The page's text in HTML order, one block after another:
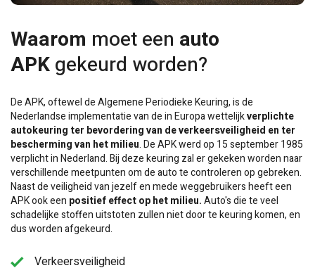
Waarom moet een auto
APKgekeurd worden?
De APK, oftewel de Algemene Periodieke Keuring, is de
Nederlandse implementatie van de in Europa wettelijkverplichte
autokeuring ter bevordering van de verkeersveiligheid en ter
bescherming van het milieu. De APK werd op 15 september 1985
verplicht in Nederland. Bij deze keuring zal er gekeken worden naar
verschillende meetpunten om de auto te controleren op gebreken.
Naast de veiligheid van jezelf en mede weggebruikers heeft een
APK ook een positief effect op het milieu.Auto's die te veel
schadelijke stoffen uitstoten zullen niet door te keuring komen, en
dus worden afgekeurd.
Verkeersveiligheid